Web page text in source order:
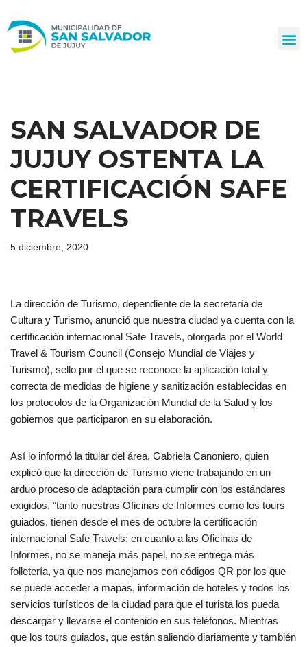
al
SAN SALVADOR DE
JUJUY OSTENTA LA
CERTIFICACIÓN SAFE
TRAVELS
5 diciembre, 2020
La dirección de Turismo, dependiente de la secretaría de
Cultura y Turismo, anunció que nuestra ciudad ya cuenta con la
certificación internacional Safe Travels, otorgada por el World
Travel & Tourism Council (Consejo Mundial de Viajes y
Turismo), sello por el que se reconoce la aplicación total y
correcta de medidas de higiene y sanitización establecidas en
los protocolos de la Organización Mundial de la Salud y los
gobiernos que participaron en su elaboración.
Así lo informó la titular del área, Gabriela Canoniero, quien
explicó que la dirección de Turismo viene trabajando en un
arduo proceso de adaptación para cumplir con los estándares
exigidos, “tanto nuestras Oficinas de Informes como los tours
guiados, tienen desde el mes de octubre la certificación
internacional Safe Travels; en cuanto a las Oficinas de
Informes, no se maneja más papel, no se entrega más
folletería, ya que nos manejamos con códigos QR por los que
se puede acceder a mapas, información de hoteles y todos los
servicios turísticos de la ciudad para que el turista los pueda
descargar y llevarse el contenido en sus teléfonos. Mientras
que los tours guiados, que están saliendo diariamente y también